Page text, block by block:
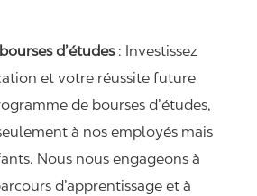
d’études: Investissez
et votre réussite future
de bourses d’études,
à nos employés mais
Nous nous engageons à
d’apprentissage et à